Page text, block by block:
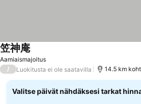
Aamiaismajoitus
笠神庵Katso hinnat
/ Luokitusta ei ole saatavilla 14.5 km
Valitse päivät nähdäksesi tarkat